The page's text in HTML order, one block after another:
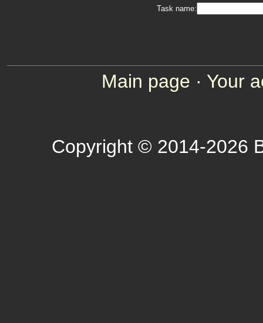
Task name:
Main page · Your
Copyright © 2014-2026